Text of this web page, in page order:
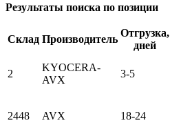
Результаты поиска по позиции
Склад Производитель
Отгрузка,
дней
2
KYOCERA-
AVX
3-5
2448 AVX 18-24